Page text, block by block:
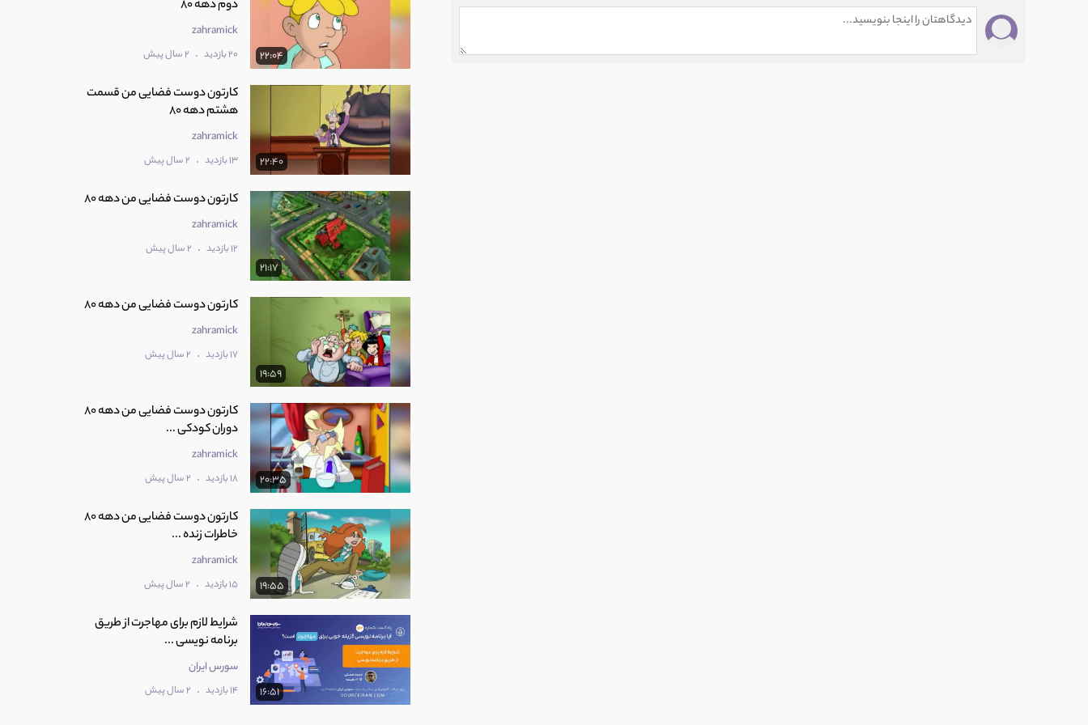
22:04
دوم دهه 80
zahramick
20 بازدید . 2 سال پیش
22:40
کارتون دوست فضایی من قسمت
هشتم دهه 80
zahramick
13 بازدید . 2 سال پیش
21:17
کارتون دوست فضایی من دهه 80
zahramick
12 بازدید . 2 سال پیش
19:59
کارتون دوست فضایی من دهه 80
zahramick
17 بازدید . 2 سال پیش
20:35
کارتون دوست فضایی من دهه 80
دوران کودکی ...
zahramick
18 بازدید . 2 سال پیش
19:55
کارتون دوست فضایی من دهه 80
خاطرات زنده ...
zahramick
15 بازدید . 2 سال پیش
16:51
شرایط لازم برای مهاجرت از طریق
برنامه نویسی ...
سورس ایران
14 بازدید . 2 سال پیش